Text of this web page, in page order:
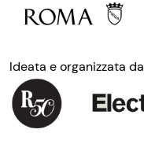
Ideata e organizzata da